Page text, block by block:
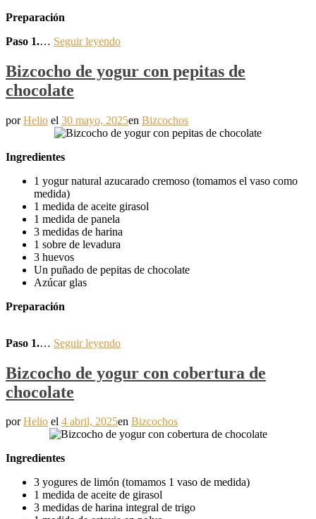
Preparación
Paso 1.… Seguir leyendo
Bizcocho de yogur con pepitas de
chocolate
porHelio el 30 mayo, 2025en Bizcochos
Ingredientes
1 yogur natural azucarado cremoso (tomamos el vaso como
medida)
1 medida de aceite girasol
1 medida de panela
3 medidas de harina
1 sobre de levadura
3 huevos
Un puñado de pepitas de chocolate
Azúcar glas
Preparación
Paso 1.… Seguir leyendo
Bizcocho de yogur con cobertura de
chocolate
porHelio el 4 abril, 2025en Bizcochos
Ingredientes
3 yogures de limón (tomamos 1 vaso de medida)
1 medida de aceite de girasol
3 medidas de harina integral de trigo